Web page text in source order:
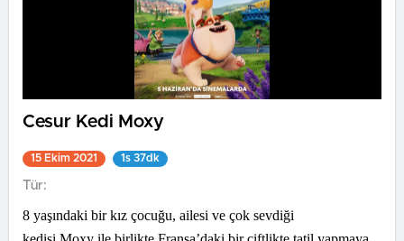
Cesur Kedi Moxy
15 Ekim 2021 1s 37dk
Tür:
8 yaşındaki bir kız çocuğu, ailesi ve çok sevdiği